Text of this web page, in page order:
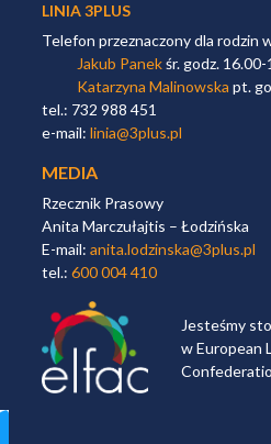
LINIA 3PLUS
Telefon przeznaczony dla rodzin
Jakub Panekśr. godz. 16.00-
Katarzyna Malinowska pt.
tel.: 732 988 451
e-mail: linia@3plus.pl
MEDIA
Rzecznik Prasowy
Anita Marczułajtis – Łodzińska
E-mail: anita.lodzinska@3plus.pl
tel.: 600 004 410
Jesteśmy
w European